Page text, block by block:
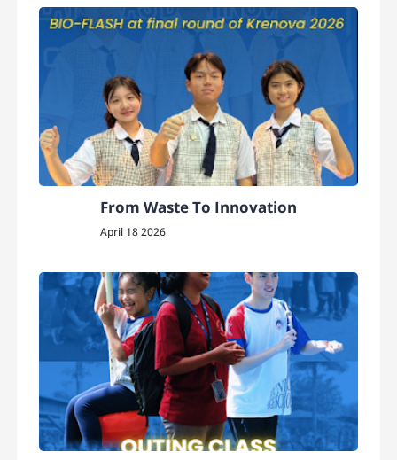
From Waste To Innovation
April 18 2026